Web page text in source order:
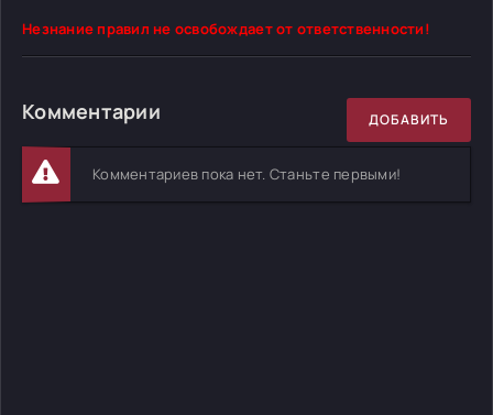
Незнание правил не освобождает от ответственности!
Комментарии ДОБАВИТЬ
Комментариев пока нет. Станьте первыми!